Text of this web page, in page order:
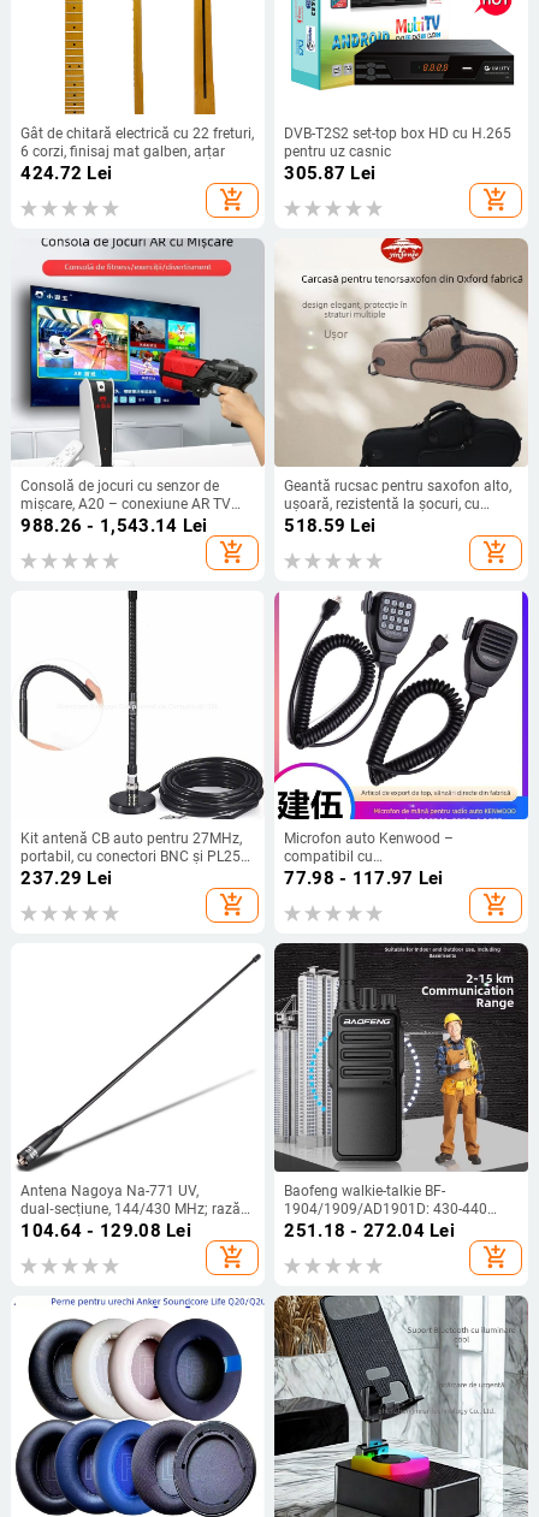
Gât de chitară electrică cu 22 freturi,
6 corzi, finisaj mat galben, arțar
424.72 Lei
add_shopping_cart
DVB-T2S2 set-top box HD cu H.265
pentru uz casnic
305.87 Lei
add_shopping_cart
Consolă de jocuri cu senzor de
mișcare, A20 – conexiune AR TV
acasă, covoraș de dans wireless
dublu, 32GB memorie
988.26 - 1,543.14 Lei
add_shopping_cart
Geantă rucsac pentru saxofon alto,
ușoară, rezistentă la șocuri, cu
curea de umăr curbată, material
518.59 Lei
add_shopping_cart
Kit antenă CB auto pentru 27MHz,
portabil, cu conectori BNC și PL259
| Brand: YIDATON • Model: CB short
accesorii • Tip de comunicare: Non-
237.29 Lei
add_shopping_cart
Microfon auto Kenwood –
compatibil cu
TM281/TM481/TM271/TM471/866G
microfon de mână; rază 1.5–3 km;
fără baterie; rezistent la praf
77.98 - 117.97 Lei
add_shopping_cart
Antena Nagoya Na-771 UV,
dual‑secțiune, 144/430 MHz; rază
1,5–3 km; distanță teoretică 5–10
km; putere de emisie 10 W; anti-
interferențe
104.64 - 129.08 Lei
add_shopping_cart
Baofeng walkie-talkie BF-
1904/1909/AD1901D: 430-440
MHz, 5 W, 16 canale, rază 5-10 km,
251.18 - 272.04Lei
add_shopping_cart